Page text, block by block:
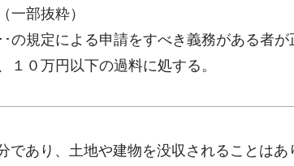
部抜粋）
･の規定による申請をすべき義務がある者
０万円以下の過料に処する。
であり、土地や建物を没収されることは